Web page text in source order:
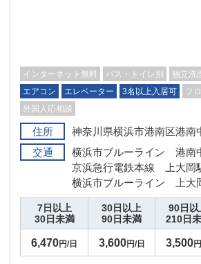
インターネット無料 バス・トイレ別 独立洗
エアコン
エレベーター 3名以上入居可
フ
外国人応相談
住所
神奈川県横浜市港南区港南
交通
横浜市ブルーライン 港南
京浜急行電鉄本線 上大
横浜市ブルーライン 上大
7日以上
30日未満
30日以上
90日未満
90日以
210日
6,470円/日 3,600円/日 3,500